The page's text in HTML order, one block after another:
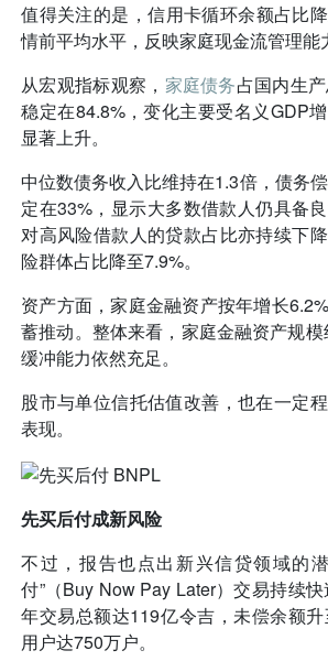
值得关注的是，信用卡循环余额占比
情前平均水平，反映家庭现金流管理能
从宏观指标观察， 家庭债务占国内生
稳定在84.8%，变化主要受名义GDP
显著上升。
中位数债务收入比维持在1.3倍，债务
定在33%，显示大多数借款人仍具备
对高风险借款人的贷款占比亦持续下
险群体占比降至7.9%。
资产方面，家庭金融资产按年增长
蓄推动。整体来看，家庭金融资产规模
缓冲能力依然充足。
股市与单位信托估值改善，也在一定
表现。
先买后付成新风险
不过，报告也点出新兴信贷领域的
付”（Buy Now Pay Later）交易持续
年交易总额达119亿令吉，未偿余额
用户达750万户。